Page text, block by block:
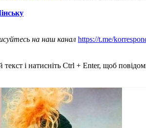
на наш канал https://t.me/
і натисніть Ctrl + Enter, щоб